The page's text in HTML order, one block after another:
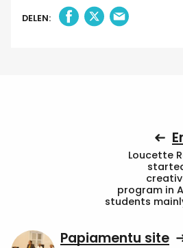
DELEN:
Loucette
program in
students
Papiamentu site